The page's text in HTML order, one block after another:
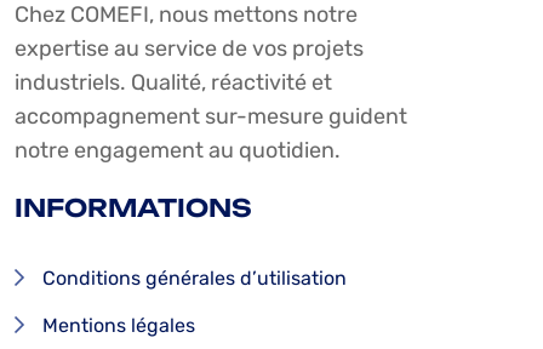
Chez COMEFI, nous mettons notre
expertise au service de vos projets
industriels. Qualité, réactivité et
accompagnement sur-mesure guident
notre engagement au quotidien.
INFORMATIONS
Conditions générales d’utilisation
Mentions légales